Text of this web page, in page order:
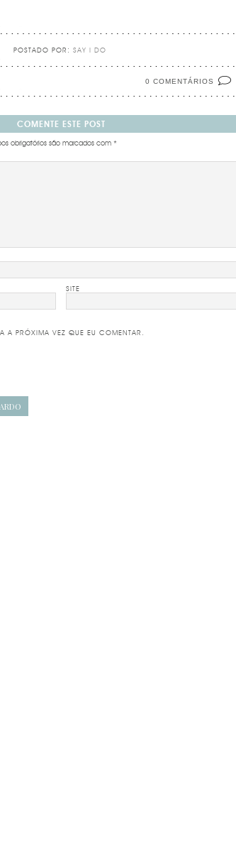
POSTADO POR: SAY I DO
0 COMENTÁRIOS
COMENTE ESTE POST
obrigatórios são marcados com *
SITE
A PRÓXIMA VEZ QUE EU COMENTAR.